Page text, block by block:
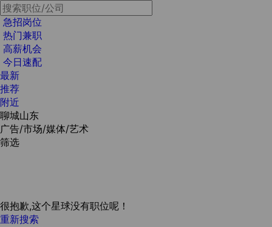
急招岗位
热门兼职
高薪机会
今日速配
最新
推荐
附近
聊城山东
广告/市场/媒体/艺术
筛选
很抱歉,这个星球没有职位呢！
重新搜索